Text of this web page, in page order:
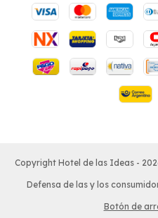
Copyright Hotel de las Ideas -
Defensa de las y los
Botón de